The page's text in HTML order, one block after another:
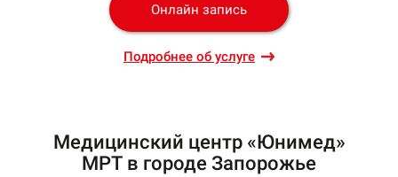
Онлайн запиcь
Подробнее об услуге
Медицинский центр «Юнимед»
МРТ в городе Запорожье